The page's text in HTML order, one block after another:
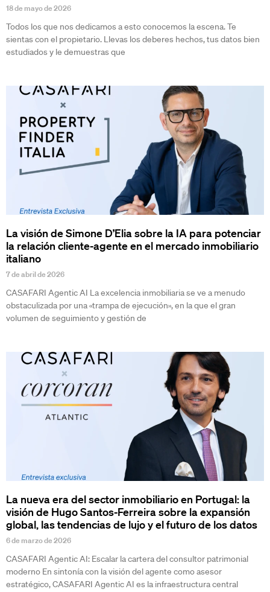
18 de mayo de 2026
Todos los que nos dedicamos a esto conocemos la escena. Te
sientas con el propietario. Llevas los deberes hechos, tus datos bien
estudiados y le demuestras que
La visión de Simone D’Elia sobre la IA para potenciar
la relación cliente-agente en el mercado inmobiliario
italiano
7 de abril de 2026
CASAFARI Agentic AI La excelencia inmobiliaria se ve a menudo
obstaculizada por una «trampa de ejecución», en la que el gran
volumen de seguimiento y gestión de
La nueva era del sector inmobiliario en Portugal: la
visión de Hugo Santos-Ferreira sobre la expansión
global, las tendencias de lujo y el futuro de los datos
6 de marzo de 2026
CASAFARI Agentic AI: Escalar la cartera del consultor patrimonial
moderno En sintonía con la visión del agente como asesor
estratégico, CASAFARI Agentic AI es la infraestructura central